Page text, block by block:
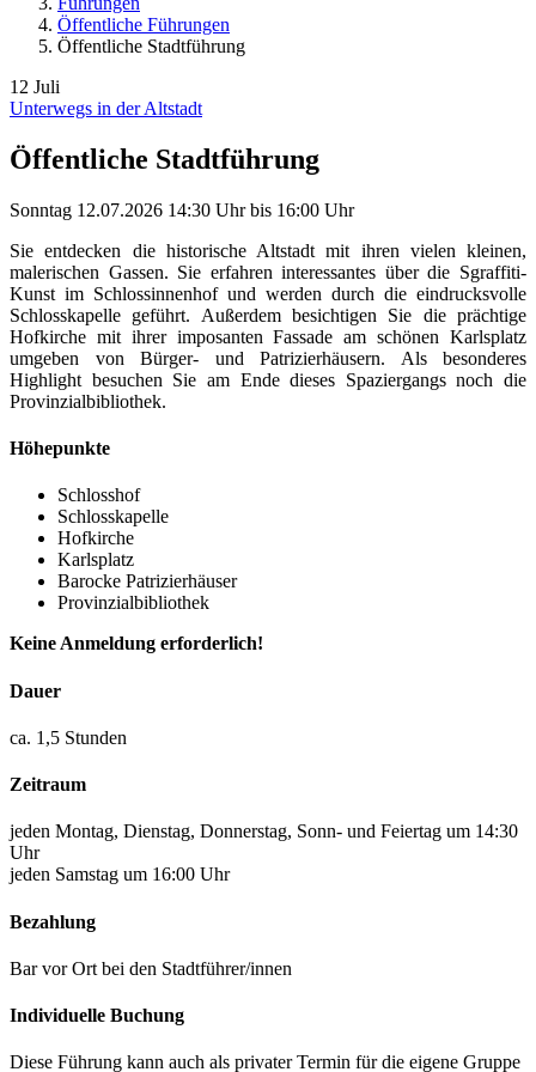
Öffentliche Führungen
Öffentliche Stadtführung
12 Juli
Unterwegs in der Altstadt
Öffentliche Stadtführung
Sonntag 12.07.2026 14:30 Uhrbis 16:00 Uhr
Sie entdecken die historische Altstadt mit ihren vielen kleinen,
malerischen Gassen. Sie erfahren interessantes über die Sgraffiti-
Kunst im Schlossinnenhof und werden durch die eindrucksvolle
Schlosskapelle geführt. Außerdem besichtigen Sie die prächtige
Hofkirche mit ihrer imposanten Fassade am schönen Karlsplatz
umgeben von Bürger- und Patrizierhäusern. Als besonderes
Highlight besuchen Sie am Ende dieses Spaziergangs noch die
Provinzialbibliothek.
Höhepunkte
Schlosshof
Schlosskapelle
Hofkirche
Karlsplatz
Barocke Patrizierhäuser
Provinzialbibliothek
Keine Anmeldung erforderlich!
Dauer
ca. 1,5 Stunden
Zeitraum
jeden Montag, Dienstag, Donnerstag, Sonn- und Feiertag um 14:30
Uhr
jeden Samstag um 16:00 Uhr
Bezahlung
Bar vor Ort bei den Stadtführer/innen
Individuelle Buchung
Diese Führung kann auch als privater Termin für die eigene Gruppe